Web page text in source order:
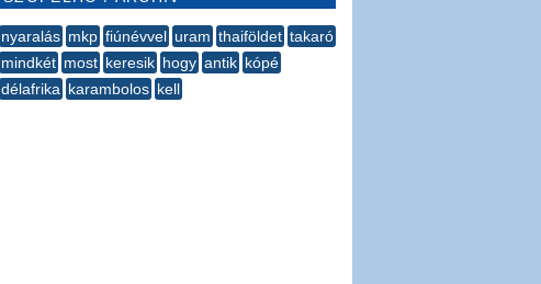
nyaralás mkp fiúnévvel uram thaiföldet takaró
mindkét most keresik hogy antik kópé
délafrika karambolos kell